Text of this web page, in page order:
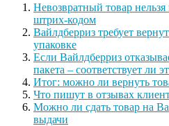
Невозвратный товар
штрих-кодом
Вайлдберриз требует
упаковке
Если Вайлдберриз
пакета – соответствует ли
Итог: можно ли вернуть
Что пишут в отзывах
Можно ли сдать товар на
выдачи